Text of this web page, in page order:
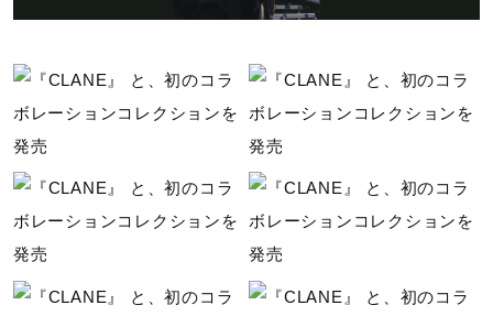
約335g（24.5cm片方）
インソール
カップインソール（取り外し可）
シューズ幅